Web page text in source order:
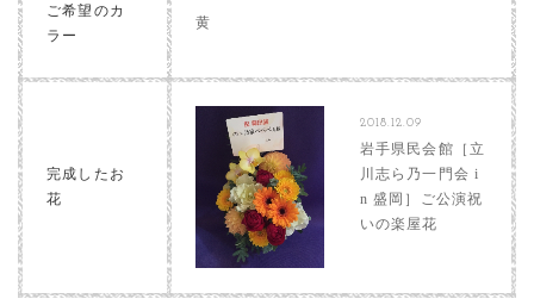
ご希望のカ
ラー
黄
完成したお
花
2018.12.09
岩手県民会館［立
川志ら乃一門会 i
n 盛岡］ご公演祝
いの楽屋花